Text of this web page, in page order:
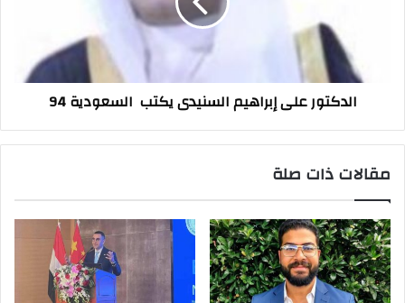
السعودية
الدكتور على إبراهيم السنيدى يكتب ‬ السعودية 94
مقالات ذات صلة